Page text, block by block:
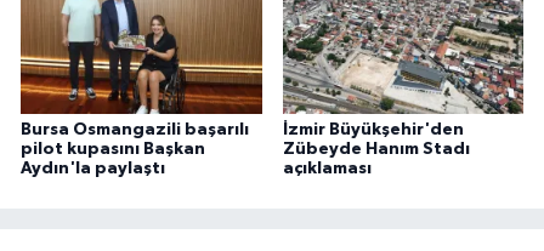
Bursa Osmangazili başarılı
pilot kupasını Başkan
Aydın'la paylaştı
İzmir Büyükşehir'den
Zübeyde Hanım Stadı
açıklaması